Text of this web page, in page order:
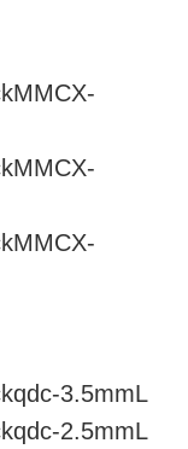
3.5mmL
2.5mmL